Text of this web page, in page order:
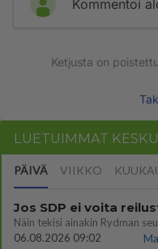
Kommentoi
Ketjusta on poistettu
LUETUIMMAT
PÄIVÄ VIIKKO
06.08.2026 09:02